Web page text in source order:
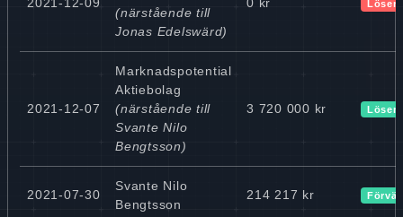
(närstående till
Jonas Edelswärd)
Lösen
2021-12-07
Marknadspotential
Aktiebolag
(närstående till
Svante Nilo
Bengtsson)
3 720 000 kr Lösen
2021-07-30
Svante Nilo
Bengtsson
214 217 kr